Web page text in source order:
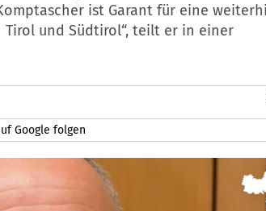
ist Garant für eine
Tirol und Südtirol“, teilt er in einer
Google folgen